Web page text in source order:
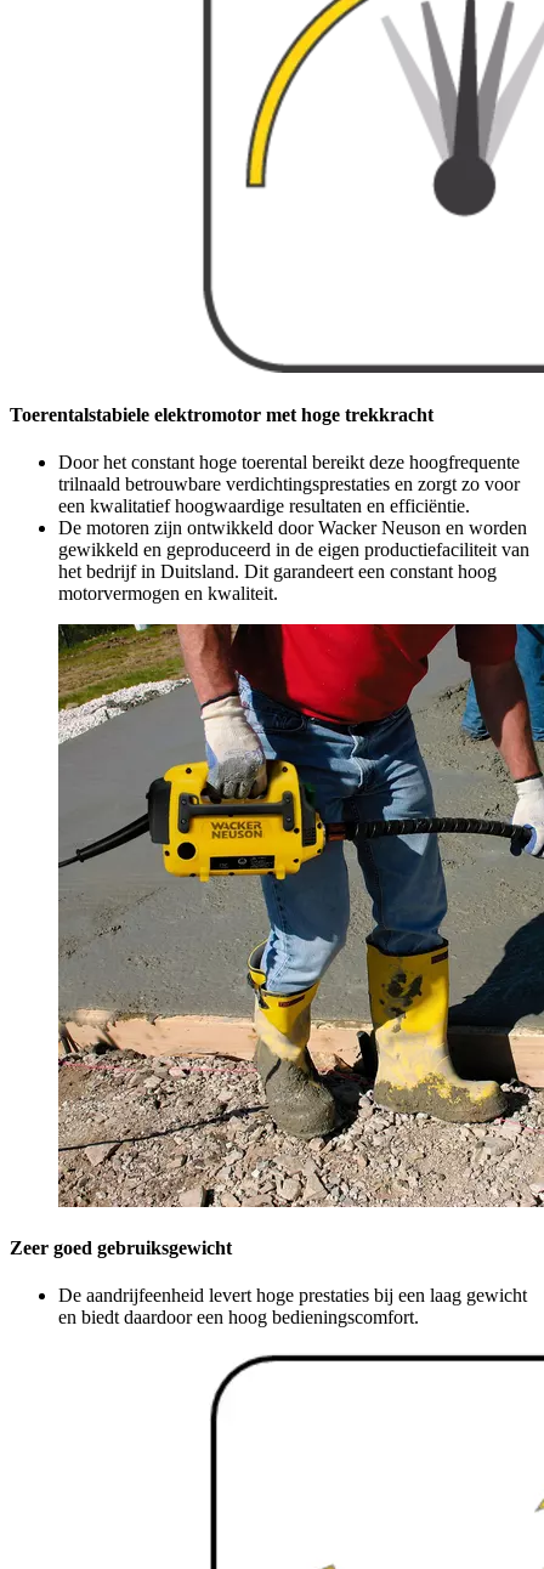
Toerentalstabiele elektromotor met hoge trekkracht
Door het constant hoge toerental bereikt deze hoogfrequente
trilnaald betrouwbare verdichtingsprestaties en zorgt zo voor
een kwalitatief hoogwaardige resultaten en efficiëntie.
De motoren zijn ontwikkeld door Wacker Neuson en worden
gewikkeld en geproduceerd in de eigen productiefaciliteit van
het bedrijf in Duitsland. Dit garandeert een constant hoog
motorvermogen en kwaliteit.
Zeer goed gebruiksgewicht
De aandrijfeenheid levert hoge prestaties bij een laag gewicht
en biedt daardoor een hoog bedieningscomfort.